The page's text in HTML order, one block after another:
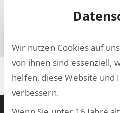
HR Manager
Wir nutzen Cookies auf
von ihnen sind essenziell,
helfen, diese Website und
verbessern.